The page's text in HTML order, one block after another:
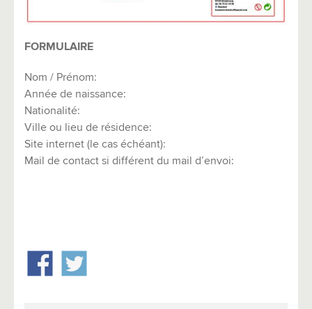
FORMULAIRE
Nom / Prénom:
Année de naissance:
Nationalité:
Ville ou lieu de résidence:
Site internet (le cas échéant):
Mail de contact si différent du mail d’envoi: